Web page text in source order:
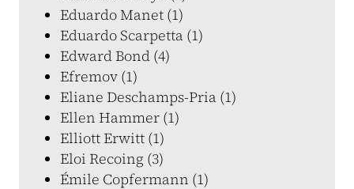
Eduardo Manet (1)
Eduardo Scarpetta (1)
Edward Bond (4)
Efremov (1)
Eliane Deschamps-Pria (1)
Ellen Hammer (1)
Elliott Erwitt (1)
Eloi Recoing (3)
Émile Copfermann (1)